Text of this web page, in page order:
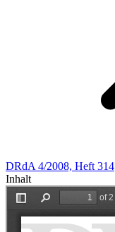
DRdA 4/2008, Heft 314
Inhalt